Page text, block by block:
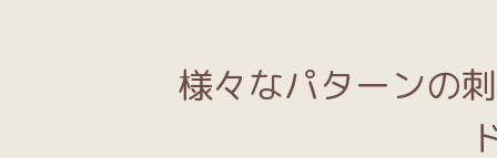
様々なパターンの